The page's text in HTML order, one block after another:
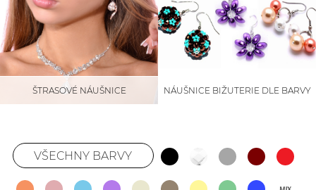
ŠTRASOVÉ NÁUŠNICE NÁUŠNICE BIŽUTERIE DLE BARVY
VŠECHNY BARVY